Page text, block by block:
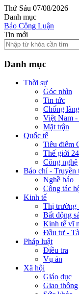
Thứ Sáu 07/08/2026
Danh mục
Báo Công Luận
Tin mới
Danh mục
Thời sự
Góc nhìn
Tin tức
Chống
Việt Nam
Mặt trận
Quốc tế
Tiêu điểm
Thế giới
Công nghệ
Báo chí - Truyền
Nghề báo
Công tác
Kinh tế
Thị trường
Bất động
Kinh tế vĩ
Đầu tư -
Pháp luật
Điều tra
Vụ án
Xã hội
Giáo dục
Giao thông